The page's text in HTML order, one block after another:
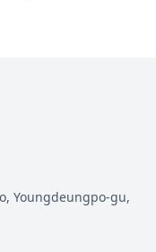
Youngdeungpo-gu,